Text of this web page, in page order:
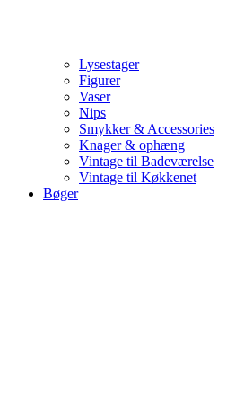
Lysestager
Figurer
Vaser
Nips
Smykker & Accessories
Knager & ophæng
Vintage til Badeværelse
Vintage til Køkkenet
Bøger